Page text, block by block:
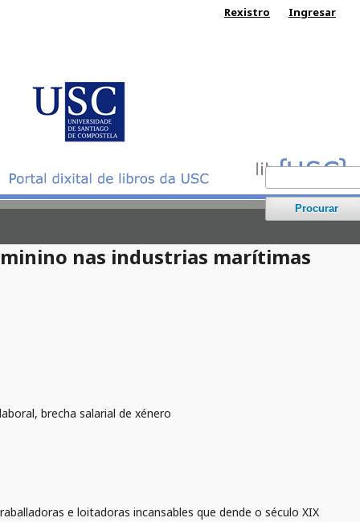
Procurar
Rexistro Ingresar
nas industrias marítimas
brecha salarial de xénero
e loitadoras incansables que dende o século XIX